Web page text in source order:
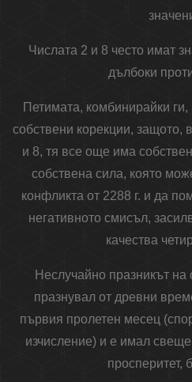
Числата 2 и 8 често имат
дълбоки
Петимата, комбинирайки
собствени корекции, защото,
и 8, тя все още има
собствена сила, която
конфликта от 2288 г. и да
негативното смисъл,
качества
Неслучайно празникът
празнувал от древни
първия пролетен месец
изчисление) и е имал
просперитет,